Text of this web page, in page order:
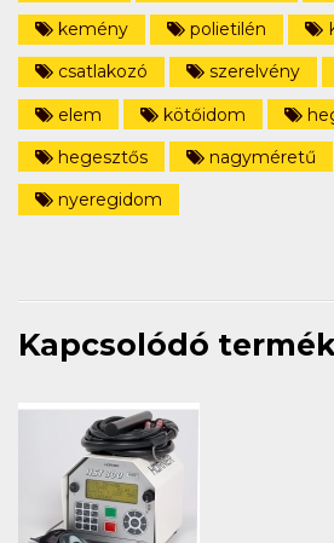
kemény
polietilén
csatlakozó
szerelvény
elem
kötőidom
hegesztős
nagyméretű
nyeregidom
Kapcsolódó